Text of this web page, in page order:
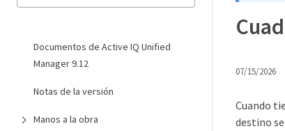
Documentos de Active IQ Unified
Manager 9.12
Notas de la versión
Manos a la obra
07/15/2026
Cuando
destino